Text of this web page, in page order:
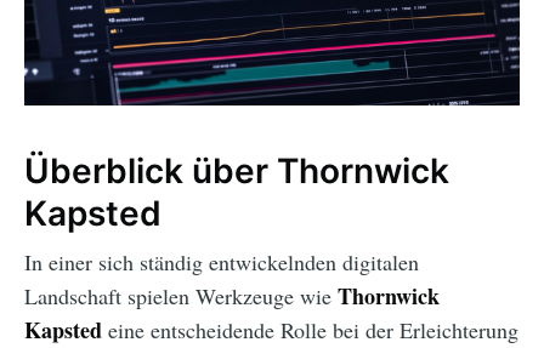
Überblick über Thornwick
Kapsted
In einer sich ständig entwickelnden digitalen
Landschaft spielen Werkzeuge wie Thornwick
Kapsted eine entscheidende Rolle bei der Erleichterung